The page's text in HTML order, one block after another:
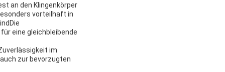
an den Klingenkörper
vorteilhaft in
eine gleichbleibende
im
zur bevorzugten